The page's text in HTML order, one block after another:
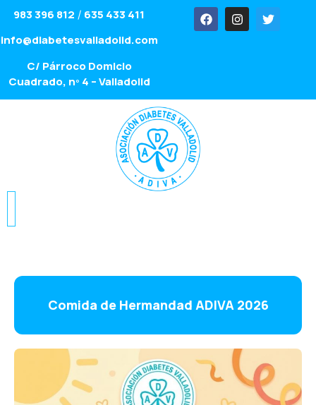
983 396 812 / 635 433 411
info@diabetesvalladolid.com
C/ Párroco Domicio
Cuadrado, nº 4 – Valladolid
Comida de Hermandad ADIVA 2026